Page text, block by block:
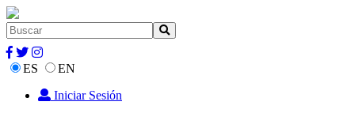
ES
EN
Iniciar Sesión